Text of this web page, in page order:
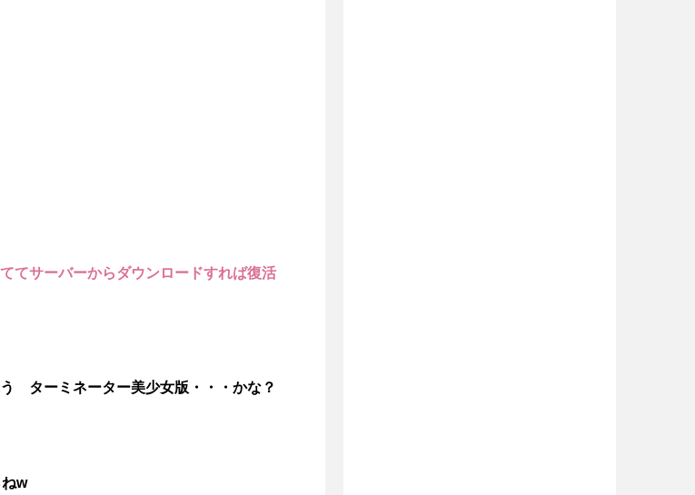
てサーバーからダウンロードすれば復活
ターミネーター美少女版・・・かな？
w